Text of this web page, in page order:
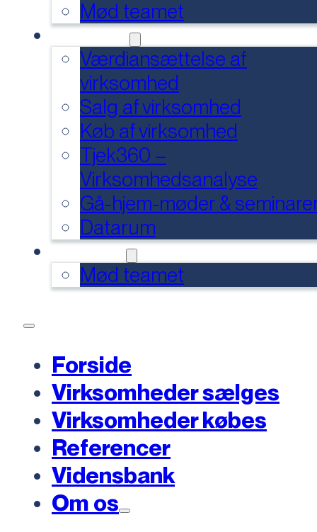
Mød teamet
Værdiansættelse af
virksomhed
Salg af virksomhed
Køb af virksomhed
Tjek360 –
Virksomhedsanalyse
Gå-hjem-møder &
Datarum
Mød teamet
Forside
Virksomheder sælges
Virksomheder købes
Referencer
Vidensbank
Om os